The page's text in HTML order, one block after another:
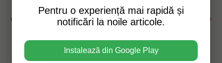
Susține acest website
Afișări pagină:51
Pentru o experiență mai rapidă și
notificări la noile articole.
Instalează din Google Play